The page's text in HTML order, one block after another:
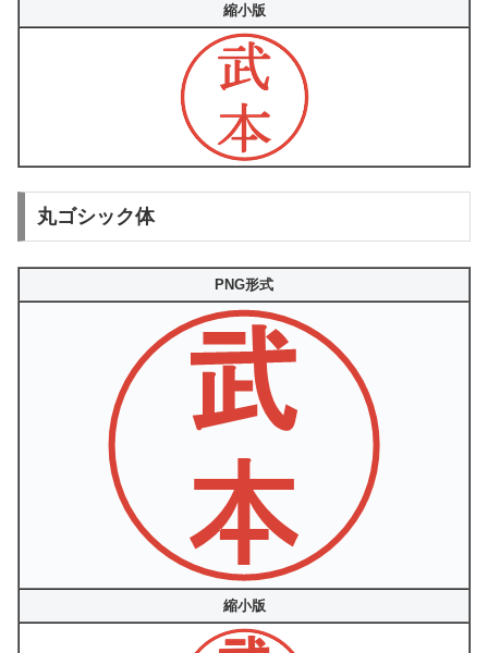
縮小版
丸ゴシック体
PNG形式
縮小版